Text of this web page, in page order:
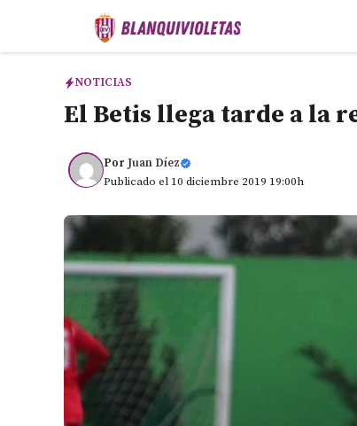
NOTICIAS
El Betis llega tarde a la
Por Juan Díez
Publicado el 10 diciembre 2019 19:00h